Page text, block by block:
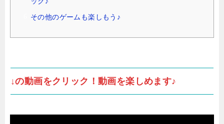
その他のゲームも楽しもう♪
↓の動画をクリック！動画を楽しめます♪